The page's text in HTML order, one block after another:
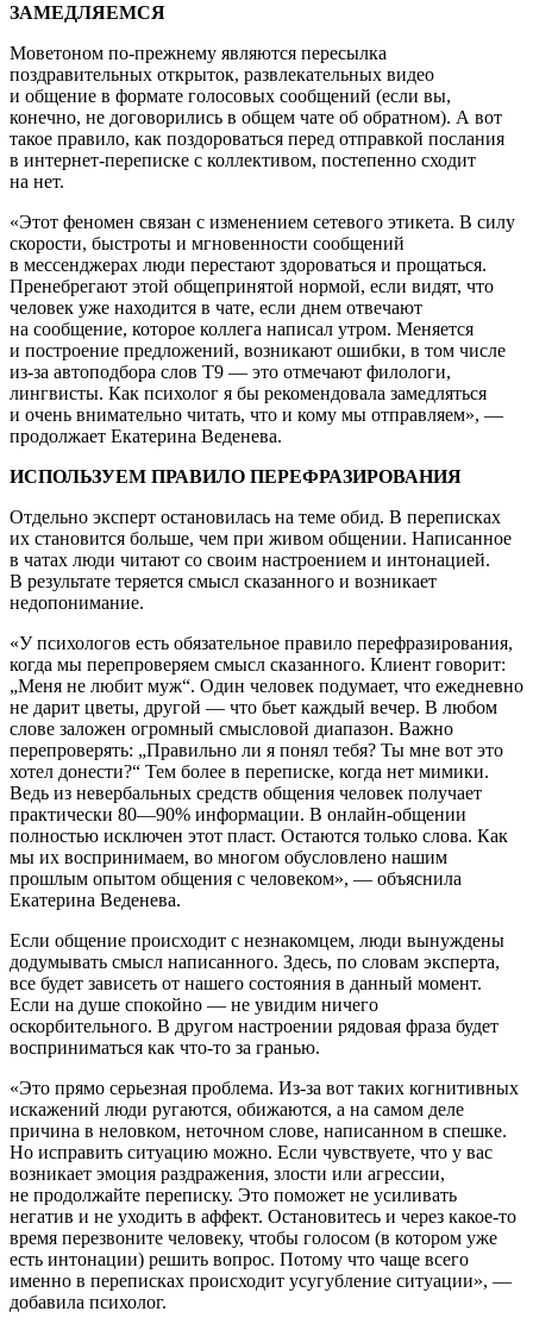
ЗАМЕДЛЯЕМСЯ
Моветоном по-прежнему являются пересылка
поздравительных открыток, развлекательных видео
и общение в формате голосовых сообщений (если вы,
конечно, не договорились в общем чате об обратном). А вот
такое правило, как поздороваться перед отправкой послания
в интернет-переписке с коллективом, постепенно сходит
на нет.
«Этот феномен связан с изменением сетевого этикета. В силу
скорости, быстроты и мгновенности сообщений
в мессенджерах люди перестают здороваться и прощаться.
Пренебрегают этой общепринятой нормой, если видят, что
человек уже находится в чате, если днем отвечают
на сообщение, которое коллега написал утром. Меняется
и построение предложений, возникают ошибки, в том числе
из-за автоподбора слов Т9 — это отмечают филологи,
лингвисты. Как психолог я бы рекомендовала замедляться
и очень внимательно читать, что и кому мы отправляем», —
продолжает Екатерина Веденева.
ИСПОЛЬЗУЕМ ПРАВИЛО ПЕРЕФРАЗИРОВАНИЯ
Отдельно эксперт остановилась на теме обид. В переписках
их становится больше, чем при живом общении. Написанное
в чатах люди читают со своим настроением и интонацией.
В результате теряется смысл сказанного и возникает
недопонимание.
«У психологов есть обязательное правило перефразирования,
когда мы перепроверяем смысл сказанного. Клиент говорит:
„Меня не любит муж“. Один человек подумает, что ежедневно
не дарит цветы, другой — что бьет каждый вечер. В любом
слове заложен огромный смысловой диапазон. Важно
перепроверять: „Правильно ли я понял тебя? Ты мне вот это
хотел донести?“ Тем более в переписке, когда нет мимики.
Ведь из невербальных средств общения человек получает
практически 80—90% информации. В онлайн-общении
полностью исключен этот пласт. Остаются только слова. Как
мы их воспринимаем, во многом обусловлено нашим
прошлым опытом общения с человеком», — объяснила
Екатерина Веденева.
Если общение происходит с незнакомцем, люди вынуждены
додумывать смысл написанного. Здесь, по словам эксперта,
все будет зависеть от нашего состояния в данный момент.
Если на душе спокойно — не увидим ничего
оскорбительного. В другом настроении рядовая фраза будет
восприниматься как что-то за гранью.
«Это прямо серьезная проблема. Из-за вот таких когнитивных
искажений люди ругаются, обижаются, а на самом деле
причина в неловком, неточном слове, написанном в спешке.
Но исправить ситуацию можно. Если чувствуете, что у вас
возникает эмоция раздражения, злости или агрессии,
не продолжайте переписку. Это поможет не усиливать
негатив и не уходить в аффект. Остановитесь и через какое-то
время перезвоните человеку, чтобы голосом (в котором уже
есть интонации) решить вопрос. Потому что чаще всего
именно в переписках происходит усугубление ситуации», —
добавила психолог.